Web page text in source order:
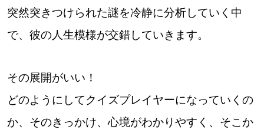
Sitakke編集部あい
【いろんな価値観や生き方に触れたい】
Sitakke編集部 IKU 【まったり楽しみたい】
突然突きつけられた謎を冷静に分析していく中
で、彼の人生模様が交錯していきます。
その展開がいい！
どのようにしてクイズプレイヤーになっていくの
か、そのきっかけ、心境がわかりやすく、そこか